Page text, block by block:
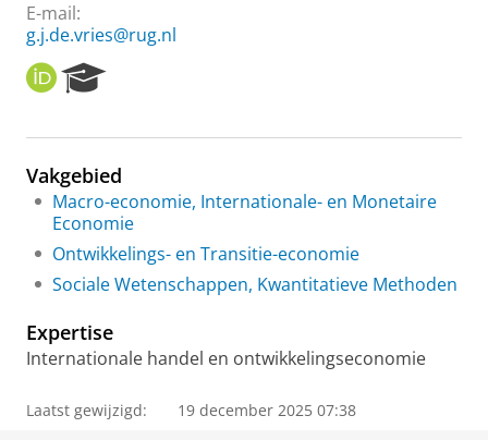
E-mail:
g.j.de.vries@rug.nl
O
R
I
e
r
c
h
P
r
a
l
Vakgebied
Macro-economie, Internationale- en Monetaire
Economie
Ontwikkelings- en Transitie-economie
Sociale Wetenschappen, Kwantitatieve Methoden
Expertise
Internationale handel en ontwikkelingseconomie
Laatst gewijzigd: 19 december 2025 07:38